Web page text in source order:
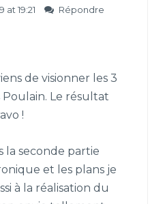
at 19:21 Répondre
de visionner les 3
Poulain. Le résultat
!
la seconde partie
et les plans je
à la réalisation du